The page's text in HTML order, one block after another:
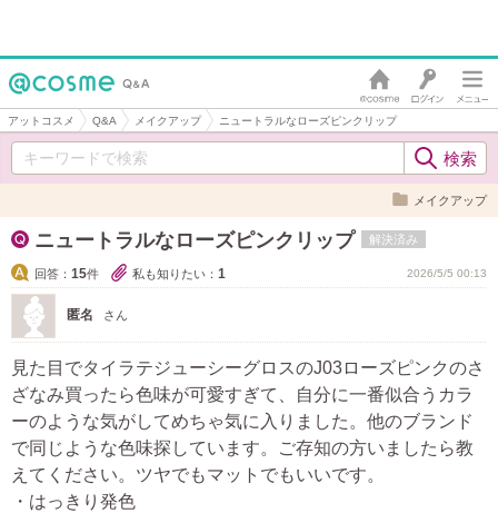
アットコスメ Q&A メイクアップ ニュートラルなローズピンクリップ
メイクアップ
ニュートラルなローズピンクリップ 解決済み
回答： 15件 私も知りたい： 1 2026/5/5 00:13
匿名 さん
見た目でタイラテジューシーグロスのJ03ローズピンクのさ
ざなみ買ったら色味が可愛すぎて、自分に一番似合うカラ
ーのような気がしてめちゃ気に入りました。他のブランド
で同じような色味探しています。ご存知の方いましたら教
えてください。ツヤでもマットでもいいです。
・はっきり発色